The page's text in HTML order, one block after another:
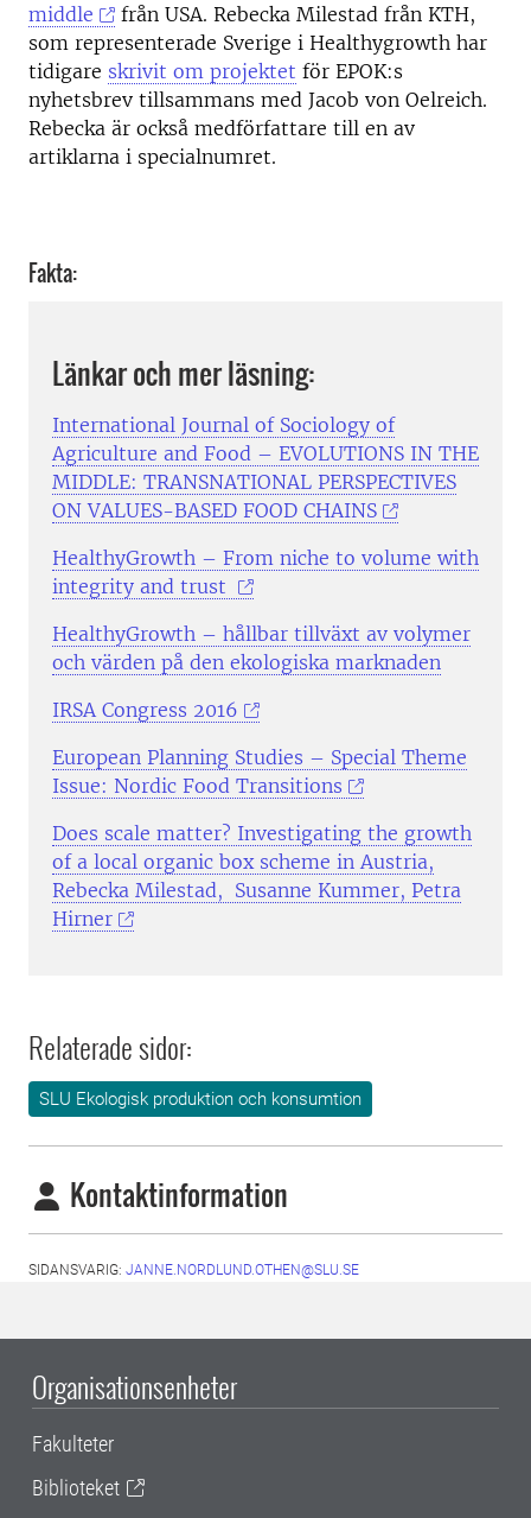
middle
från USA. Rebecka Milestad från KTH,
som representerade Sverige i Healthygrowth har
tidigare skrivit om projektet för EPOK:s
nyhetsbrev tillsammans med Jacob von Oelreich.
Rebecka är också medförfattare till en av
artiklarna i specialnumret.
Fakta:
Länkar och mer läsning:
International Journal of Sociology of
Agriculture and Food – EVOLUTIONS IN THE
MIDDLE: TRANSNATIONAL PERSPECTIVES
ON VALUES-BASED FOOD CHAINS
HealthyGrowth – From niche to volume with
integrity and trust
HealthyGrowth – hållbar tillväxt av volymer
och värden på den ekologiska marknaden
IRSA Congress 2016
European Planning Studies – Special Theme
Issue: Nordic Food Transitions
Does scale matter? Investigating the growth
of a local organic box scheme in Austria,
Rebecka Milestad, Susanne Kummer, Petra
Hirner
Relaterade sidor:
SLU Ekologisk produktion och konsumtion
Kontaktinformation
SIDANSVARIG: JANNE.NORDLUND.OTHEN@SLU.SE
Organisationsenheter
Fakulteter
Biblioteket